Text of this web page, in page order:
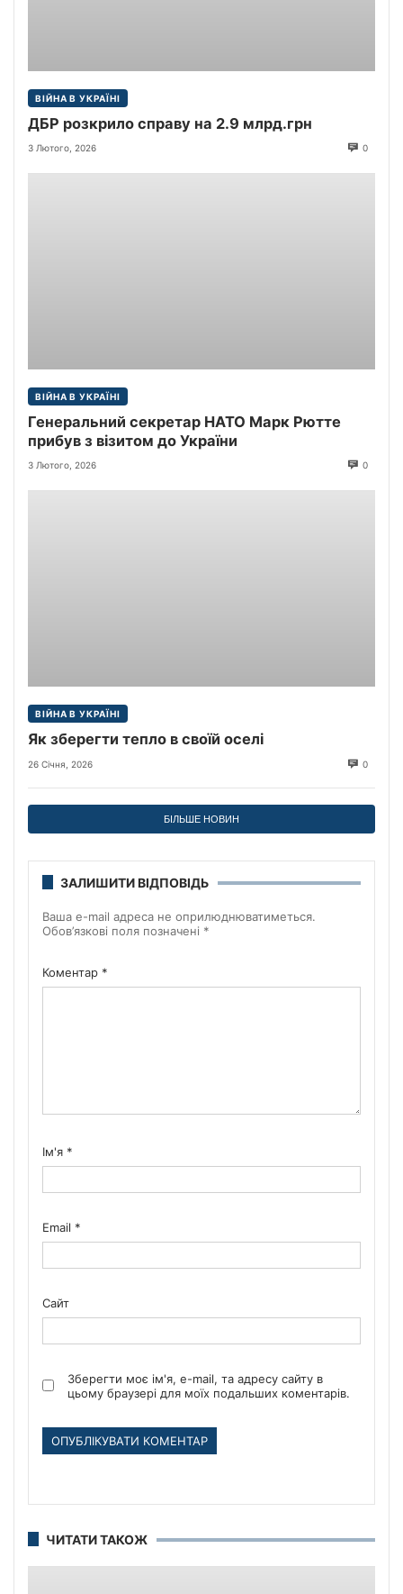
ВІЙНА В УКРАЇНІ
ДБР розкрило справу на 2.9 млрд.грн
3 Лютого, 2026 0
ВІЙНА В УКРАЇНІ
Генеральний секретар НАТО Марк Рютте
прибув з візитом до України
3 Лютого, 2026 0
ВІЙНА В УКРАЇНІ
Як зберегти тепло в своїй оселі
26 Січня, 2026 0
БІЛЬШЕ НОВИН
ЗАЛИШИТИ ВІДПОВІДЬ
Ваша e-mail адреса не оприлюднюватиметься.
Обов’язкові поля позначені *
Коментар *
Ім'я *
Email *
Сайт
Зберегти моє ім'я, e-mail, та адресу сайту в
цьому браузері для моїх подальших коментарів.
ЧИТАТИ ТАКОЖ